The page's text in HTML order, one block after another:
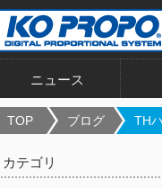
ニュース
TOP ブログ TH
カテゴリ